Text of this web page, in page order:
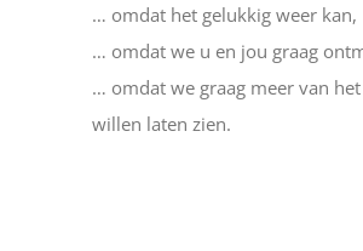
… omdat het gelukkig weer kan,
… omdat we u en jou graag
… omdat we graag meer van
willen laten zien.